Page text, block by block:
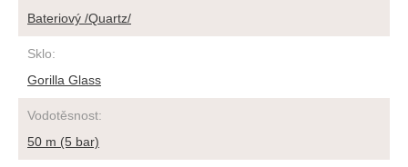
Bateriový /Quartz/
Sklo:
Gorilla Glass
Vodotěsnost:
50 m (5 bar)